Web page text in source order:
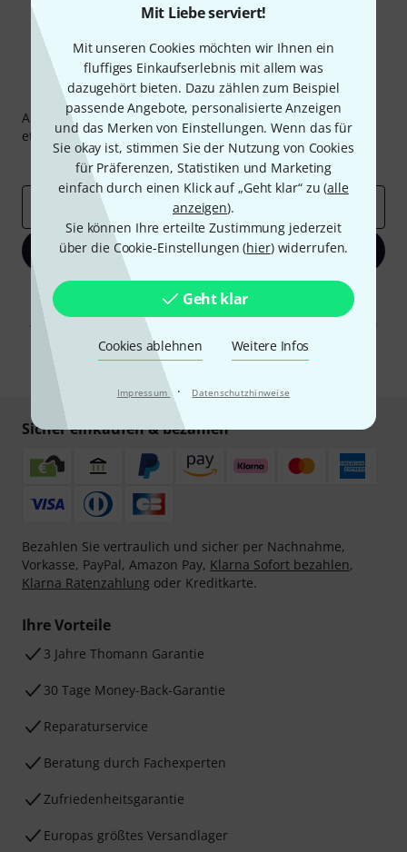
Mit Liebe serviert!
Mit unseren Cookies möchten wir Ihnen ein
fluffiges Einkaufserlebnis mit allem was
dazugehört bieten. Dazu zählen zum Beispiel
passende Angebote, personalisierte Anzeigen
und das Merken von Einstellungen. Wenn das für
Sie okay ist, stimmen Sie der Nutzung von Cookies
für Präferenzen, Statistiken und Marketing
einfach durch einen Klick auf „Geht klar“ zu (alle
anzeigen).
Sie können Ihre erteilte Zustimmung jederzeit
über die Cookie-Einstellungen (hier) widerrufen.
Geht klar
Cookies ablehnen Weitere Infos
Impressum · Datenschutzhinweise
Thomann Newsletter
Abonniere den Thomann Newsletter und gewinne mit
etwas Glück einen von50 Gutscheinenüber jeweils50€
Inspirierende Beiträge
Deals Thomann Insights
E-Mail-Adresse
Jetzt anmelden
Mit Klick auf „Jetzt anmelden“ stimmen Sie dem Erhalt von E-Mail-
Werbung und einer Messung des E-Mail-Nutzungsverhaltens zu. Die
Abmeldung ist jederzeit möglich. Weitere Informationen finden Sie in
unseren Datenschutzhinweisen
Sicher einkaufen & bezahlen
Bezahlen Sie vertraulich und sicher per Nachnahme,
Vorkasse, PayPal, Amazon Pay, Klarna Sofort bezahlen,
Klarna Ratenzahlung oder Kreditkarte.
Ihre Vorteile
3 Jahre Thomann Garantie
30 Tage Money-Back-Garantie
Reparaturservice
Beratung durch Fachexperten
Zufriedenheitsgarantie
Europas größtes Versandlager